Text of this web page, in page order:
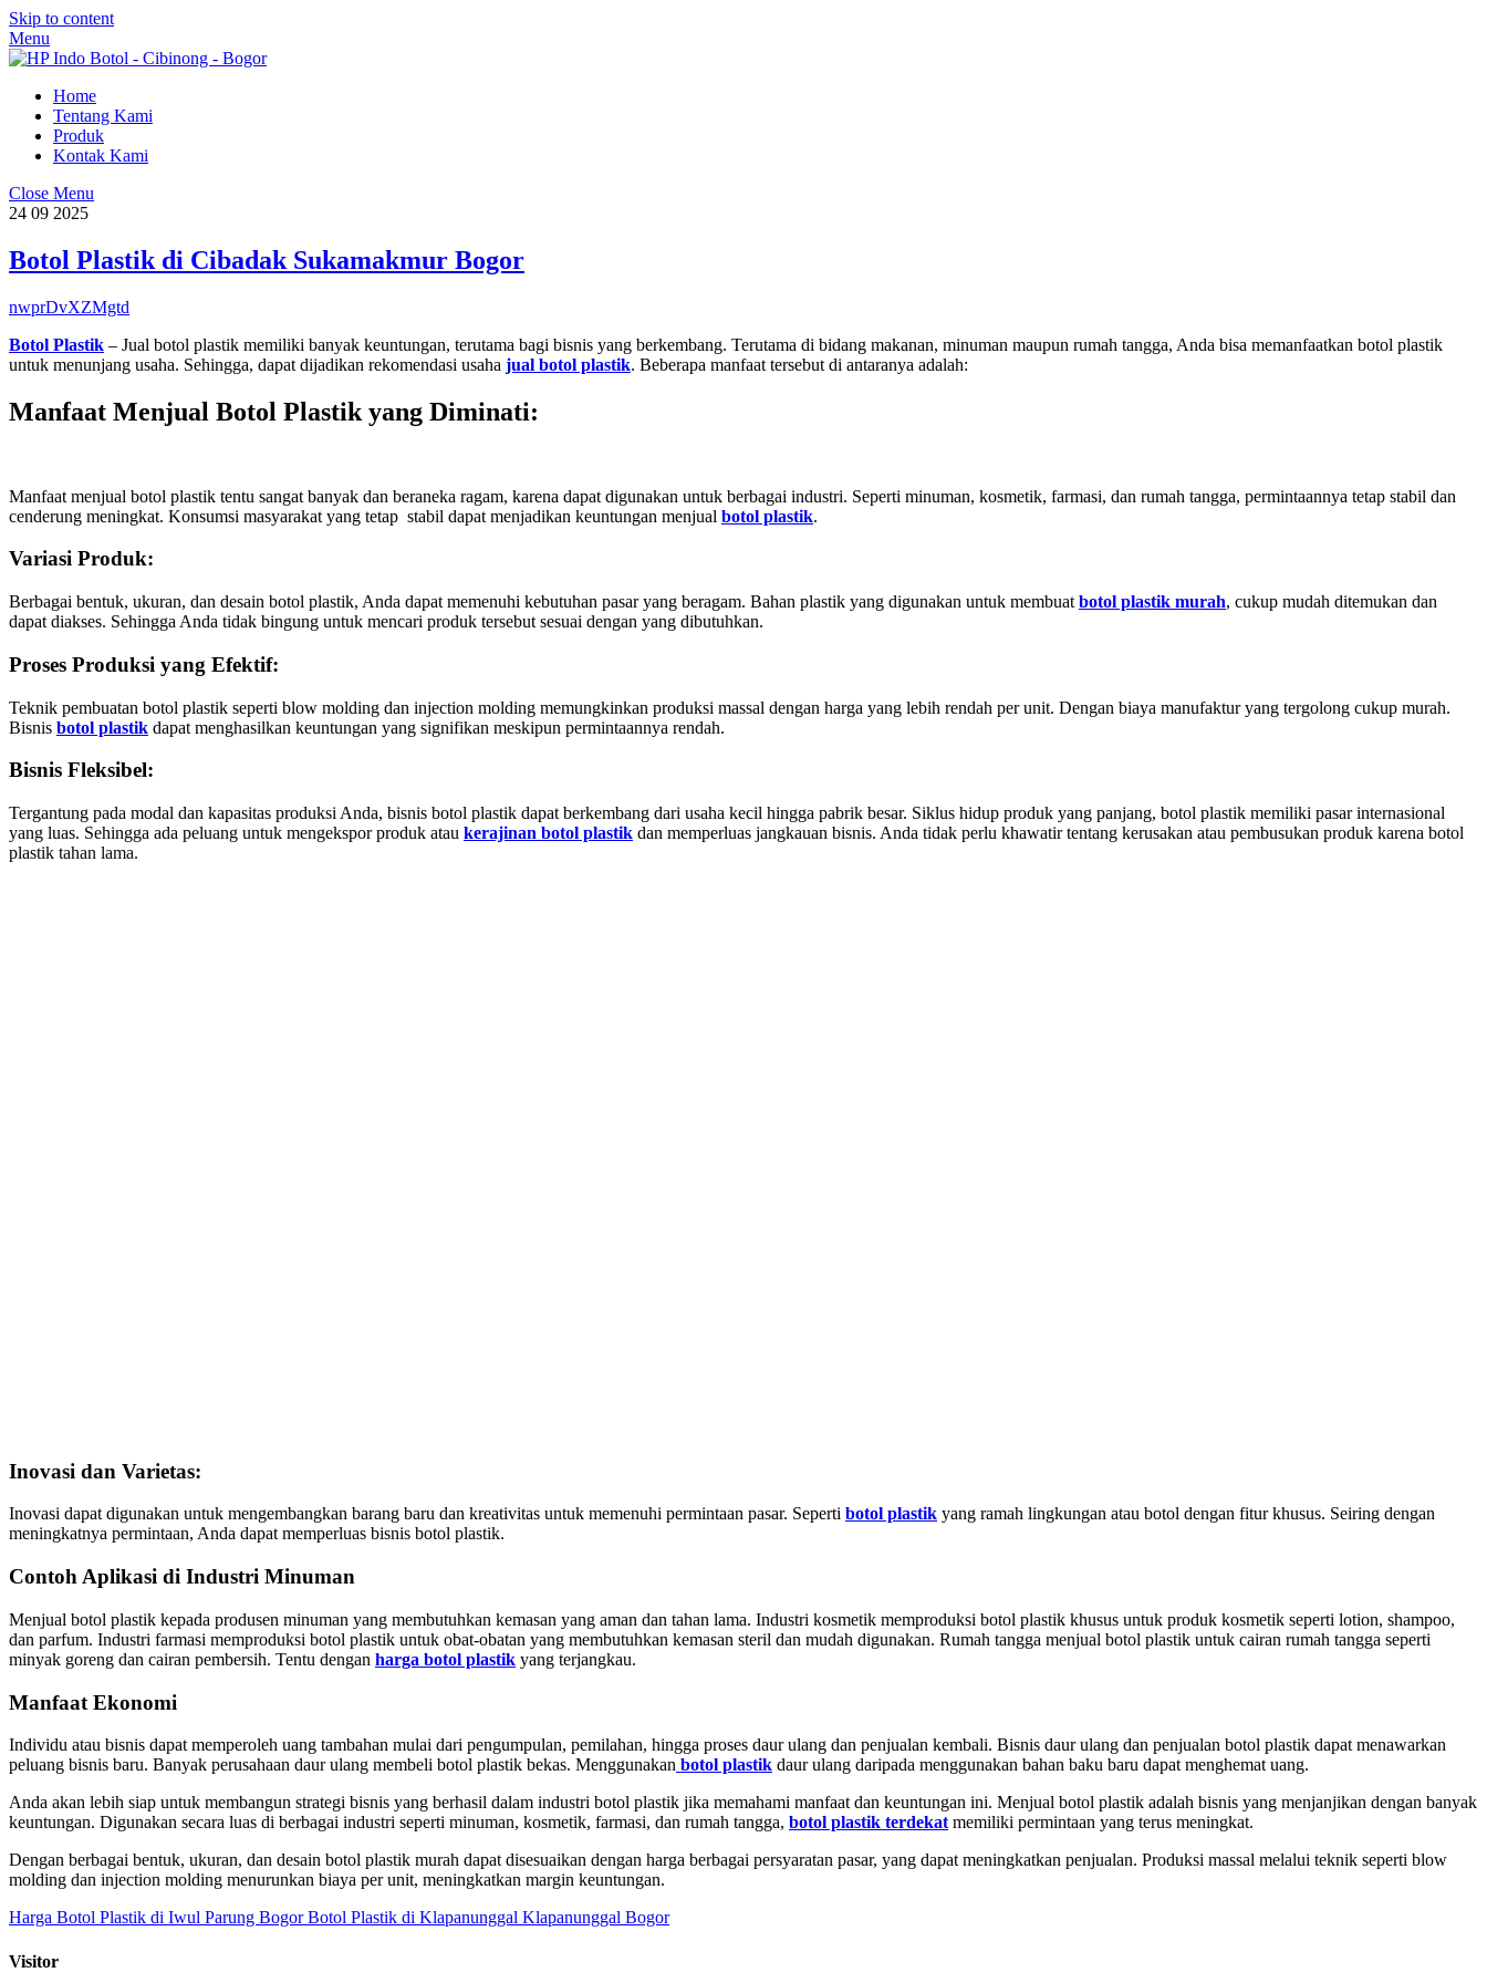
Skip to content
Menu
Home
Tentang Kami
Produk
Kontak Kami
Close Menu
24 09 2025
Botol Plastik di Cibadak Sukamakmur Bogor
nwprDvXZMgtd
Botol Plastik – Jual botol plastik memiliki banyak keuntungan, terutama bagi bisnis yang berkembang. Terutama di bidang makanan, minuman maupun rumah tangga, Anda bisa memanfaatkan botol plastik
untuk menunjang usaha. Sehingga, dapat dijadikan rekomendasi usaha jual botol plastik. Beberapa manfaat tersebut di antaranya adalah:
Manfaat Menjual Botol Plastik yang Diminati:
Manfaat menjual botol plastik tentu sangat banyak dan beraneka ragam, karena dapat digunakan untuk berbagai industri. Seperti minuman, kosmetik, farmasi, dan rumah tangga, permintaannya tetap stabil dan
cenderung meningkat. Konsumsi masyarakat yang tetap stabil dapat menjadikan keuntungan menjual botol plastik.
Variasi Produk:
Berbagai bentuk, ukuran, dan desain botol plastik, Anda dapat memenuhi kebutuhan pasar yang beragam. Bahan plastik yang digunakan untuk membuat botol plastik murah, cukup mudah ditemukan dan
dapat diakses. Sehingga Anda tidak bingung untuk mencari produk tersebut sesuai dengan yang dibutuhkan.
Proses Produksi yang Efektif:
Teknik pembuatan botol plastik seperti blow molding dan injection molding memungkinkan produksi massal dengan harga yang lebih rendah per unit. Dengan biaya manufaktur yang tergolong cukup murah.
Bisnis botol plastik dapat menghasilkan keuntungan yang signifikan meskipun permintaannya rendah.
Bisnis Fleksibel:
Tergantung pada modal dan kapasitas produksi Anda, bisnis botol plastik dapat berkembang dari usaha kecil hingga pabrik besar. Siklus hidup produk yang panjang, botol plastik memiliki pasar internasional
yang luas. Sehingga ada peluang untuk mengekspor produk atau kerajinan botol plastik dan memperluas jangkauan bisnis. Anda tidak perlu khawatir tentang kerusakan atau pembusukan produk karena botol
plastik tahan lama.
Inovasi dan Varietas:
Inovasi dapat digunakan untuk mengembangkan barang baru dan kreativitas untuk memenuhi permintaan pasar. Seperti botol plastik yang ramah lingkungan atau botol dengan fitur khusus. Seiring dengan
meningkatnya permintaan, Anda dapat memperluas bisnis botol plastik.
Contoh Aplikasi di Industri Minuman
Menjual botol plastik kepada produsen minuman yang membutuhkan kemasan yang aman dan tahan lama. Industri kosmetik memproduksi botol plastik khusus untuk produk kosmetik seperti lotion, shampoo,
dan parfum. Industri farmasi memproduksi botol plastik untuk obat-obatan yang membutuhkan kemasan steril dan mudah digunakan. Rumah tangga menjual botol plastik untuk cairan rumah tangga seperti
minyak goreng dan cairan pembersih. Tentu dengan harga botol plastik yang terjangkau.
Manfaat Ekonomi
Individu atau bisnis dapat memperoleh uang tambahan mulai dari pengumpulan, pemilahan, hingga proses daur ulang dan penjualan kembali. Bisnis daur ulang dan penjualan botol plastik dapat menawarkan
peluang bisnis baru. Banyak perusahaan daur ulang membeli botol plastik bekas. Menggunakan botol plastik daur ulang daripada menggunakan bahan baku baru dapat menghemat uang.
Anda akan lebih siap untuk membangun strategi bisnis yang berhasil dalam industri botol plastik jika memahami manfaat dan keuntungan ini. Menjual botol plastik adalah bisnis yang menjanjikan dengan banyak
keuntungan. Digunakan secara luas di berbagai industri seperti minuman, kosmetik, farmasi, dan rumah tangga, botol plastik terdekat memiliki permintaan yang terus meningkat.
Dengan berbagai bentuk, ukuran, dan desain botol plastik murah dapat disesuaikan dengan harga berbagai persyaratan pasar, yang dapat meningkatkan penjualan. Produksi massal melalui teknik seperti blow
molding dan injection molding menurunkan biaya per unit, meningkatkan margin keuntungan.
Harga Botol Plastik di Iwul Parung BogorBotol Plastik di Klapanunggal Klapanunggal Bogor
Visitor